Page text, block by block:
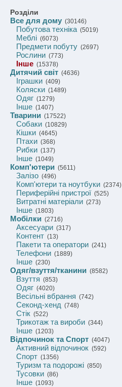
Розділи
Все для дому (30146)
Побутова техніка(5019)
Меблі (6073)
Предмети побуту (2697)
Рослини (773)
Інше (15378)
Дитячий світ (4636)
Іграшки (409)
Коляски (1489)
Одяг (1279)
Інше (1407)
Тварини (17522)
Собаки (10829)
Кішки (4645)
Птахи (368)
Рибки (137)
Інше (1049)
Комп'ютери (5611)
Залізо (496)
Комп'ютери та ноутбуки (2374)
Периферійні пристрої (525)
Витратні матеріали (273)
Інше (1803)
Мобілки (2716)
Аксесуари (317)
Контент (13)
Пакети та оператори (241)
Телефони (1889)
Інше (230)
Одяг/взуття/тканини (8582)
Взуття (853)
Одяг (4020)
Весільні вбрання (742)
Секонд-хенд (748)
Стік (522)
Трикотаж та вироби (344)
Інше (1203)
Відпочинок та Спорт (4047)
Активний відпочинок (592)
Спорт (1356)
Туризм та подорожі (850)
Тусовки (86)
Інше (1093)